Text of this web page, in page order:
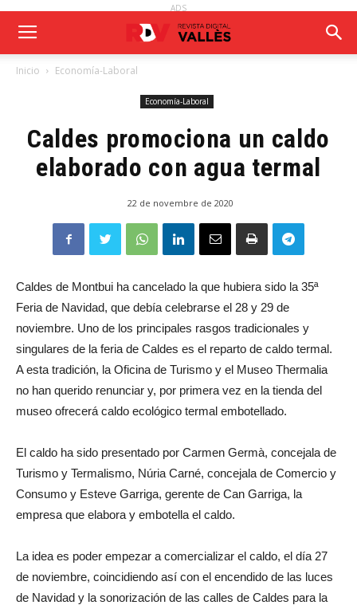
ADS
Inicio Economía-Laboral
Economía-Laboral
Caldes promociona un caldo
elaborado con agua termal
22 de novembre de 2020
Caldes de Montbui ha cancelado la que hubiera sido la 35ª
Feria de Navidad, que debía celebrarse el 28 y 29 de
noviembre. Uno de los principales rasgos tradicionales y
singulares de la feria de Caldes es el reparto de caldo termal.
A esta tradición, la Oficina de Turismo y el Museo Thermalia
no han querido renunciar y, por primera vez en la tienda del
museo ofrecerá caldo ecológico termal embotellado.
El caldo ha sido presentado por Carmen Germà, concejala de
Turismo y Termalismo, Núria Carné, concejala de Comercio y
Consumo y Esteve Garriga, gerente de Can Garriga, la
empresa que elabora y embotella el caldo.
La idea es poder empezar a comercializar el caldo, el día 27
de noviembre, coincidiendo así con el encendido de las luces
de Navidad y la sonorización de las calles de Caldes para la